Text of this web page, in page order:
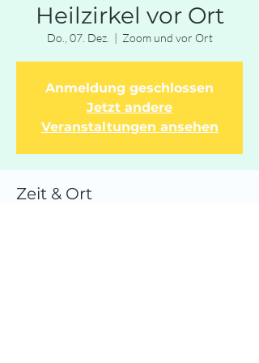
Heilzirkel vor Ort
Do., 07. Dez.
  |
Zoom und vor Ort
Anmeldung geschlossen
Jetzt andere
Veranstaltungen ansehen
Zeit & Ort